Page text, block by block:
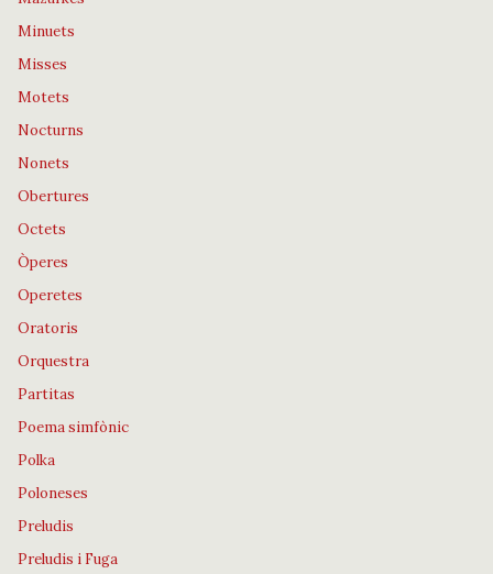
Minuets
Misses
Motets
Nocturns
Nonets
Obertures
Octets
Òperes
Operetes
Oratoris
Orquestra
Partitas
Poema simfònic
Polka
Poloneses
Preludis
Preludis i Fuga